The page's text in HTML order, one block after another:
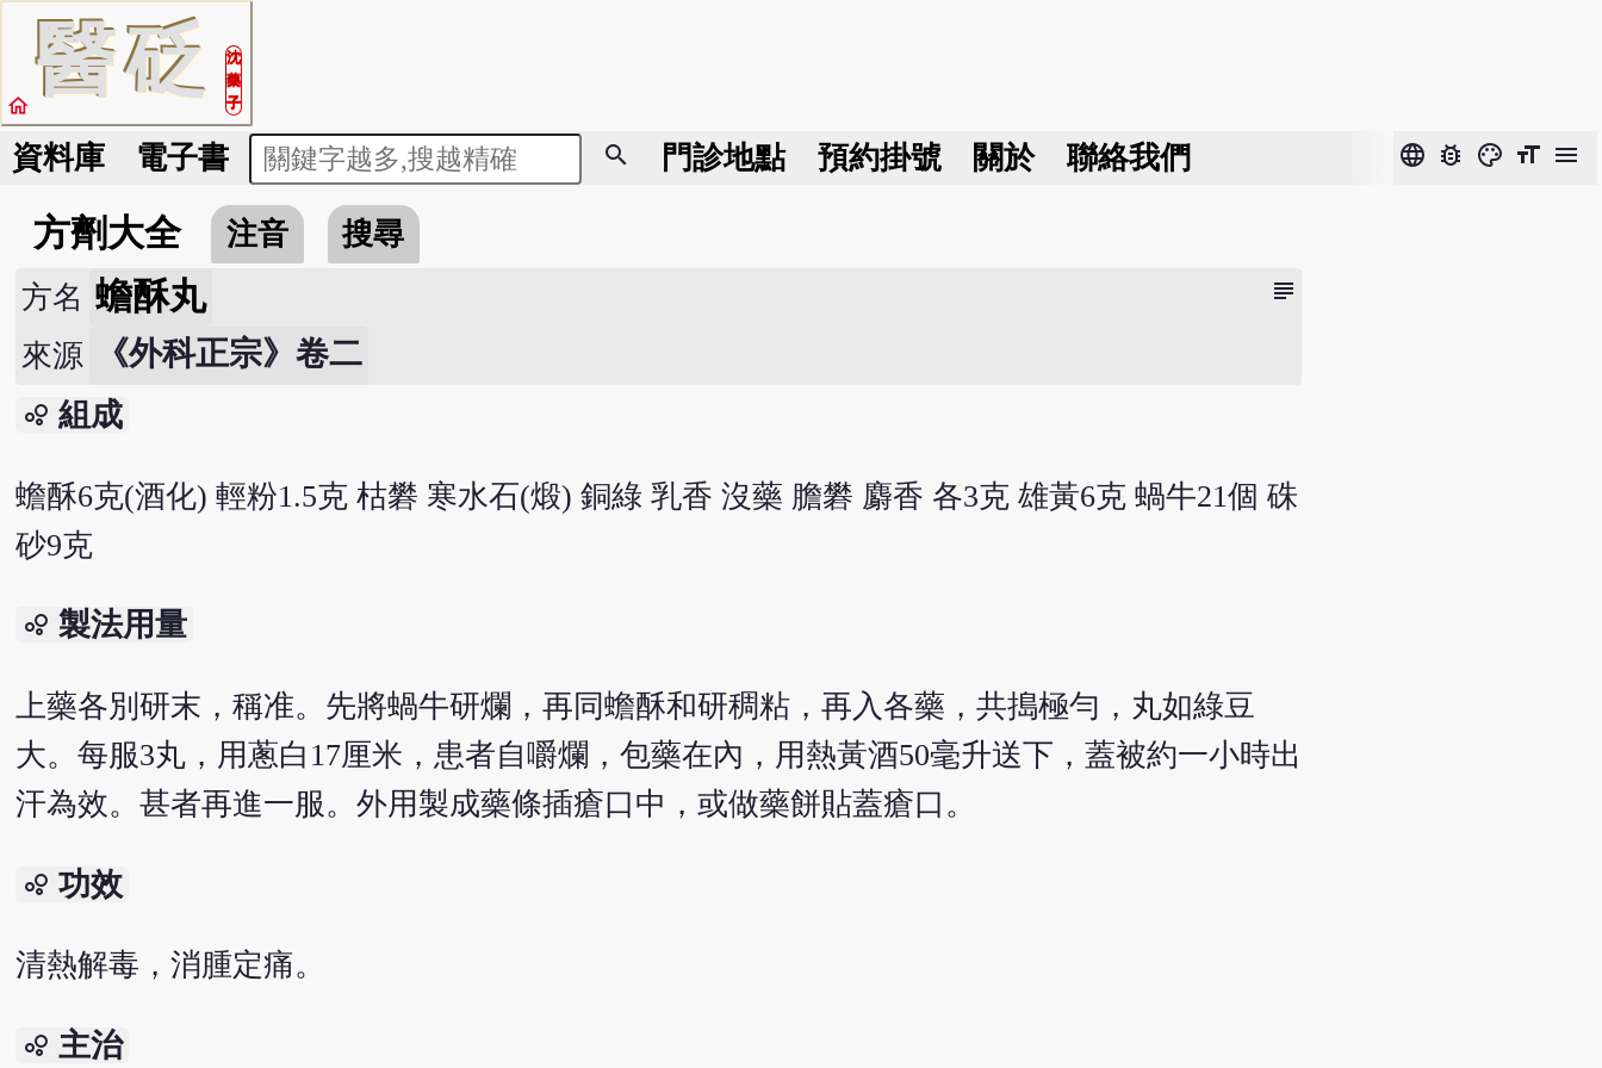
醫砭
沈
藥
子
home
資料庫 電子書 search 門診地點 預約掛號 關於 聯絡我們 language bug_report color_lens format_size menu
方劑大全 注音 搜尋
subject
方名 蟾酥丸
來源 《外科正宗》卷二
bubble_chart 組成
蟾酥6克(酒化) 輕粉1.5克 枯礬 寒水石(煅) 銅綠 乳香 沒藥 膽礬 麝香 各3克 雄黃6克 蝸牛21個 硃
砂9克
bubble_chart 製法用量
上藥各別研末，稱准。先將蝸牛研爛，再同蟾酥和研稠粘，再入各藥，共搗極勻，丸如綠豆
大。每服3丸，用蔥白17厘米，患者自嚼爛，包藥在內，用熱黃酒50毫升送下，蓋被約一小時出
汗為效。甚者再進一服。外用製成藥條插瘡口中，或做藥餅貼蓋瘡口。
bubble_chart 功效
清熱解毒，消腫定痛。
bubble_chart 主治